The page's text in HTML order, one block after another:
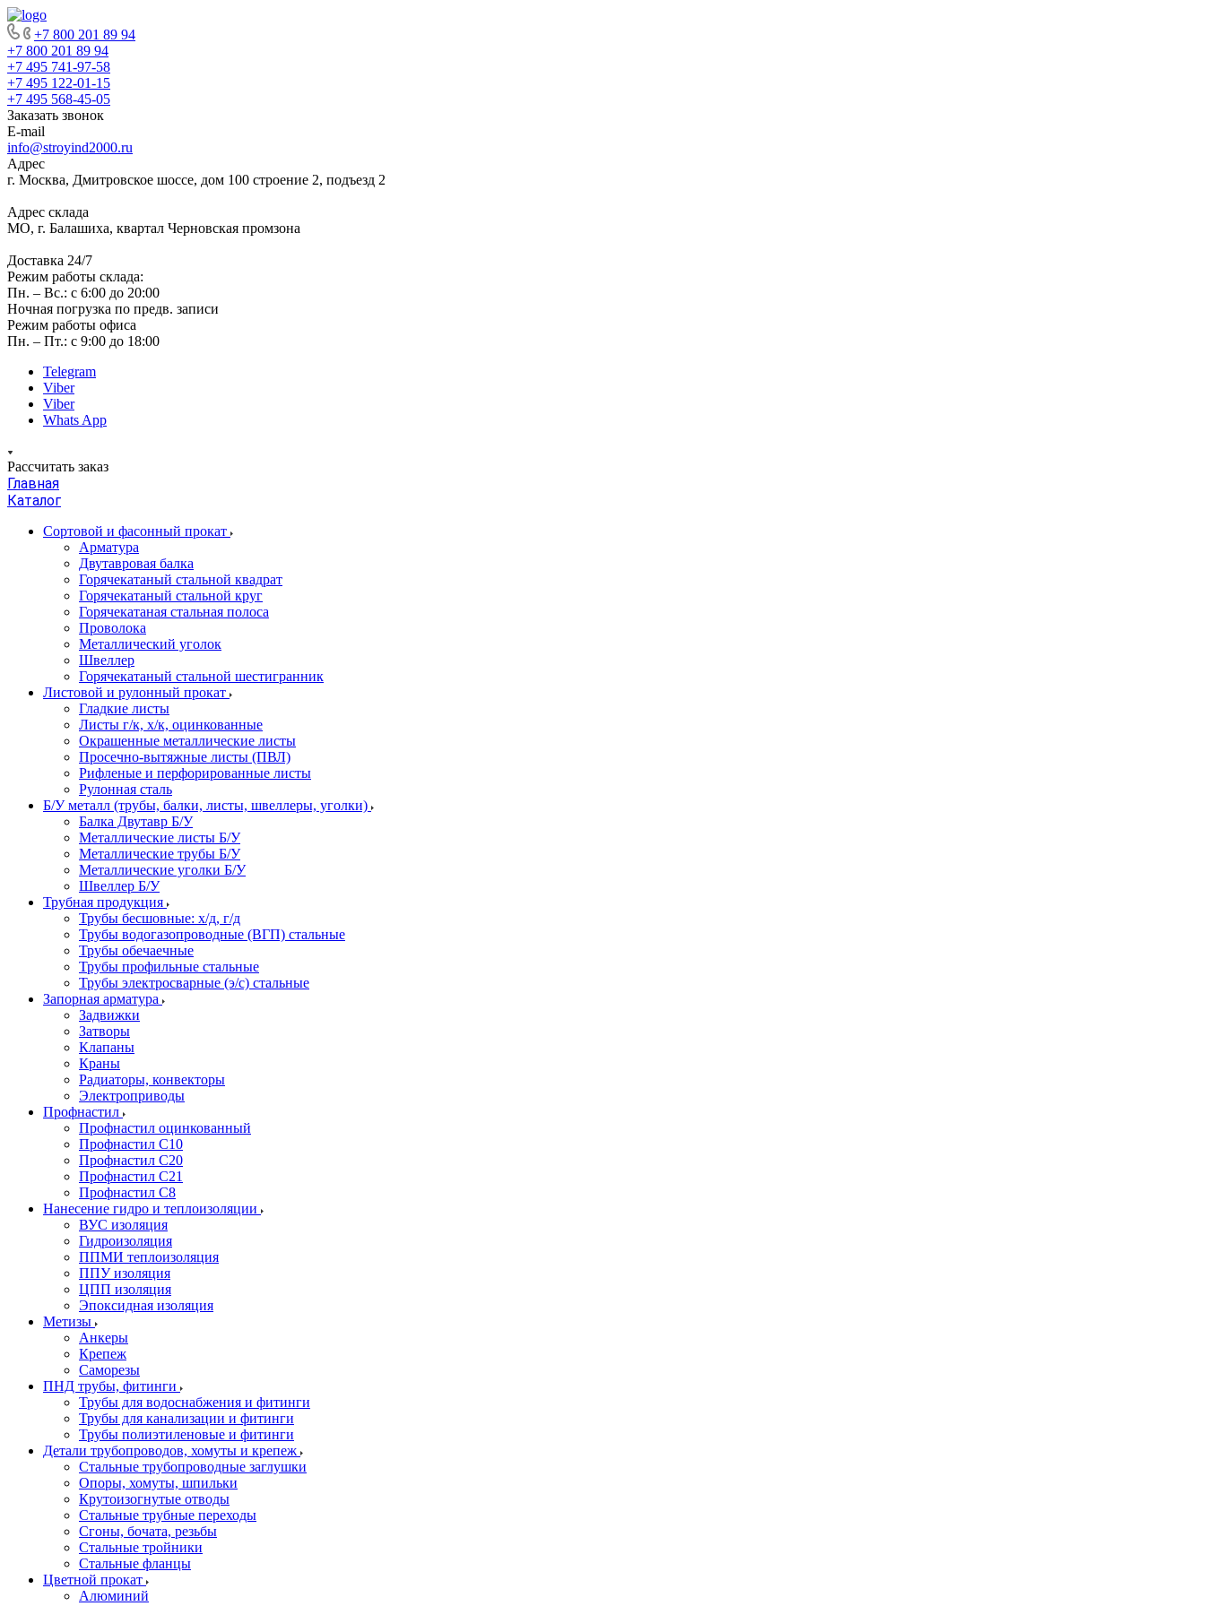
+7 800 201 89 94
+7 800 201 89 94
+7 495 741-97-58
+7 495 122-01-15
+7 495 568-45-05
Заказать звонок
E-mail
info@stroyind2000.ru
Адрес
г. Москва, Дмитровское шоссе, дом 100 строение 2, подъезд 2
Адрес склада
МО, г. Балашиха, квартал Черновская промзона
Доставка 24/7
Режим работы склада:
Пн. – Вс.: с 6:00 до 20:00
Ночная погрузка по предв. записи
Режим работы офиса
Пн. – Пт.: с 9:00 до 18:00
Telegram
Viber
Viber
Whats App
Рассчитать заказ
Главная
Каталог
Сортовой и фасонный прокат
Арматура
Двутавровая балка
Горячекатаный стальной квадрат
Горячекатаный стальной круг
Горячекатаная стальная полоса
Проволока
Металлический уголок
Швеллер
Горячекатаный стальной шестигранник
Листовой и рулонный прокат
Гладкие листы
Листы г/к, х/к, оцинкованные
Окрашенные металлические листы
Просечно-вытяжные листы (ПВЛ)
Рифленые и перфорированные листы
Рулонная сталь
Б/У металл (трубы, балки, листы, швеллеры, уголки)
Балка Двутавр Б/У
Металлические листы Б/У
Металлические трубы Б/У
Металлические уголки Б/У
Швеллер Б/У
Трубная продукция
Трубы бесшовные: х/д, г/д
Трубы водогазопроводные (ВГП) стальные
Трубы обечаечные
Трубы профильные стальные
Трубы электросварные (э/с) стальные
Запорная арматура
Задвижки
Затворы
Клапаны
Краны
Радиаторы, конвекторы
Электроприводы
Профнастил
Профнастил оцинкованный
Профнастил С10
Профнастил С20
Профнастил С21
Профнастил С8
Нанесение гидро и теплоизоляции
ВУС изоляция
Гидроизоляция
ППМИ теплоизоляция
ППУ изоляция
ЦПП изоляция
Эпоксидная изоляция
Метизы
Анкеры
Крепеж
Саморезы
ПНД трубы, фитинги
Трубы для водоснабжения и фитинги
Трубы для канализации и фитинги
Трубы полиэтиленовые и фитинги
Детали трубопроводов, хомуты и крепеж
Стальные трубопроводные заглушки
Опоры, хомуты, шпильки
Крутоизогнутые отводы
Стальные трубные переходы
Сгоны, бочата, резьбы
Стальные тройники
Стальные фланцы
Цветной прокат
Алюминий